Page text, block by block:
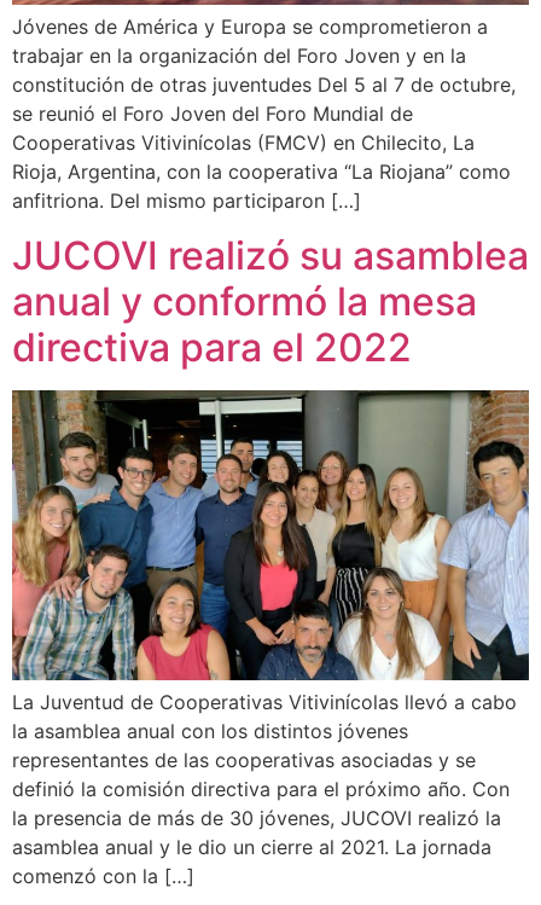
Jóvenes de América y Europa se comprometieron a
trabajar en la organización del Foro Joven y en la
constitución de otras juventudes Del 5 al 7 de octubre,
se reunió el Foro Joven del Foro Mundial de
Cooperativas Vitivinícolas (FMCV) en Chilecito, La
Rioja, Argentina, con la cooperativa “La Riojana” como
anfitriona. Del mismo participaron […]
JUCOVI realizó su asamblea
anual y conformó la mesa
directiva para el 2022
La Juventud de Cooperativas Vitivinícolas llevó a cabo
la asamblea anual con los distintos jóvenes
representantes de las cooperativas asociadas y se
definió la comisión directiva para el próximo año. Con
la presencia de más de 30 jóvenes, JUCOVI realizó la
asamblea anual y le dio un cierre al 2021. La jornada
comenzó con la […]